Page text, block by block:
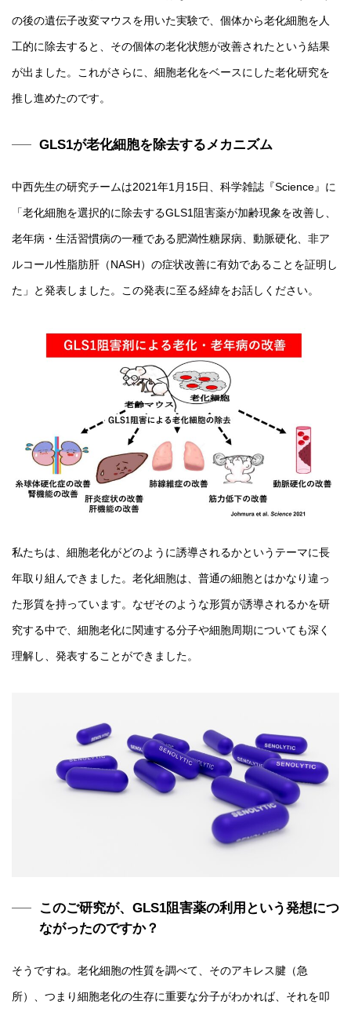
の後の遺伝子改変マウスを用いた実験で、個体から老化細胞を人
工的に除去すると、その個体の老化状態が改善されたという結果
が出ました。これがさらに、細胞老化をベースにした老化研究を
推し進めたのです。
GLS1が老化細胞を除去するメカニズム
中西先生の研究チームは2021年1月15日、科学雑誌『Science』に
「老化細胞を選択的に除去するGLS1阻害薬が加齢現象を改善し、
老年病・生活習慣病の一種である肥満性糖尿病、動脈硬化、非ア
ルコール性脂肪肝（NASH）の症状改善に有効であることを証明し
た」と発表しました。この発表に至る経緯をお話しください。
私たちは、細胞老化がどのように誘導されるかというテーマに長
年取り組んできました。老化細胞は、普通の細胞とはかなり違っ
た形質を持っています。なぜそのような形質が誘導されるかを研
究する中で、細胞老化に関連する分子や細胞周期についても深く
理解し、発表することができました。
このご研究が、GLS1阻害薬の利用という発想につ
ながったのですか？
そうですね。老化細胞の性質を調べて、そのアキレス腱（急
所）、つまり細胞老化の生存に重要な分子がわかれば、それを叩